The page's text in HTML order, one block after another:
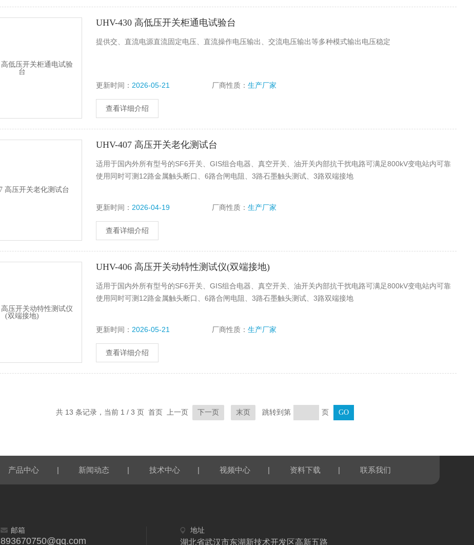
UHV-430 高低压开关柜通电试验台
提供交、直流电源直流固定电压、直流操作电压输出、交流电压输出等多种模式输出电压稳定
更新时间： 2026-05-21 厂商性质：生产厂家
查看详细介绍
UHV-407 高压开关老化测试台
适用于国内外所有型号的SF6开关、GIS组合电器、真空开关、油开关内部抗干扰电路可满足800kV变电站内可靠
使用同时可测12路金属触头断口、6路合闸电阻、3路石墨触头测试、3路双端接地
更新时间： 2026-04-19 厂商性质：生产厂家
查看详细介绍
UHV-406 高压开关动特性测试仪(双端接地)
适用于国内外所有型号的SF6开关、GIS组合电器、真空开关、油开关内部抗干扰电路可满足800kV变电站内可靠
使用同时可测12路金属触头断口、6路合闸电阻、3路石墨触头测试、3路双端接地
更新时间： 2026-05-21 厂商性质：生产厂家
查看详细介绍
共 13 条记录，当前 1 / 3 页 首页 上一页 下一页 末页 跳转到第 页
产品中心 | 新闻动态 | 技术中心 | 视频中心 | 资料下载 | 联系我们
邮箱
893670750@qq.com
地址
湖北省武汉市东湖新技术开发区高新五路